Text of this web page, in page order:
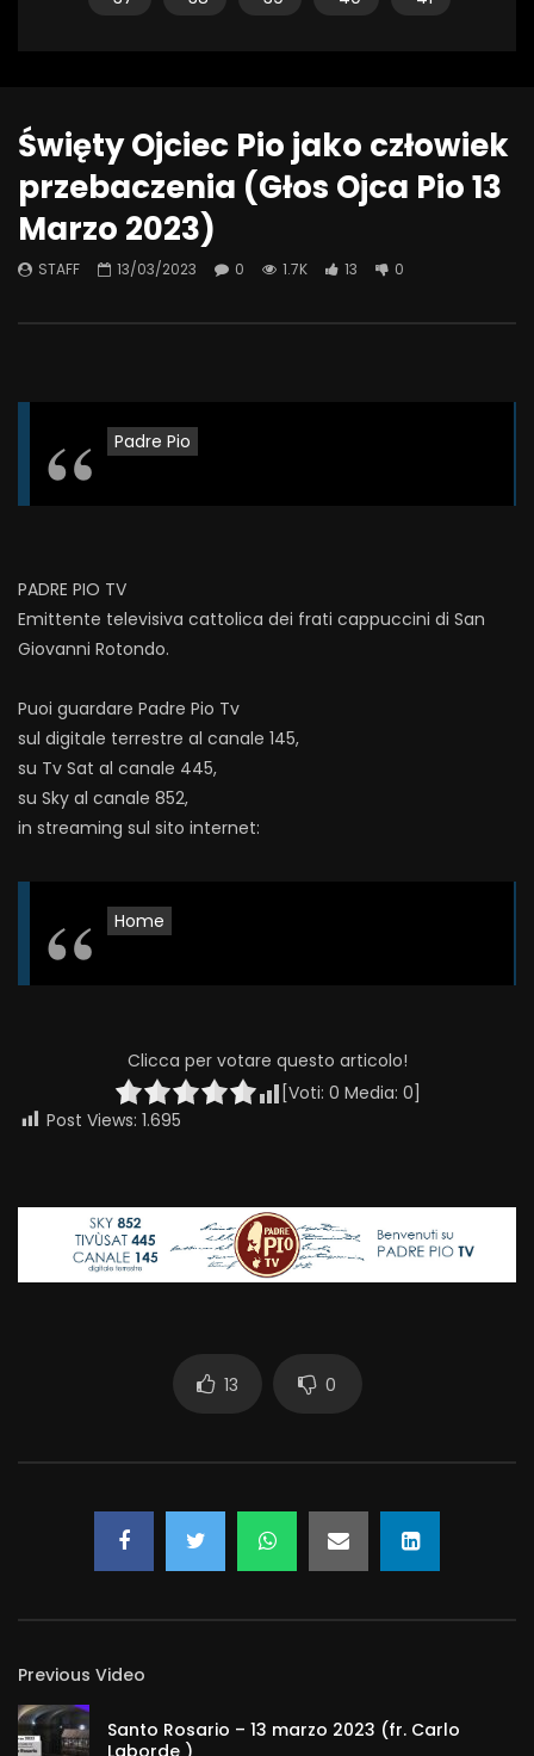
Święty Ojciec Pio jako człowiek
przebaczenia (Głos Ojca Pio 13
Marzo 2023)
STAFF 13/03/2023 0 1.7K 13 0
Padre Pio
PADRE PIO TV
Emittente televisiva cattolica dei frati cappuccini di San
Giovanni Rotondo.
Puoi guardare Padre Pio Tv
sul digitale terrestre al canale 145,
su Tv Sat al canale 445,
su Sky al canale 852,
in streaming sul sito internet:
Home
Clicca per votare questo articolo!
[Voti: 0 Media: 0]
Post Views: 1.695
13 0
Previous Video
Santo Rosario – 13 marzo 2023 (fr. Carlo